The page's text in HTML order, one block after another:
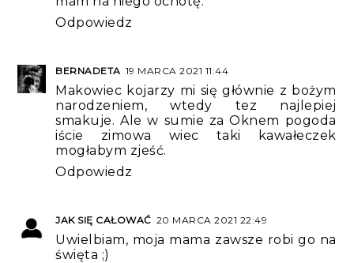
Odpowiedz
BERNADETA 19 MARCA 2021 11:44
Makowiec kojarzy mi się głównie z bożym
narodzeniem, wtedy tez najlepiej
smakuje. Ale w sumie za Oknem pogoda
iście zimowa wiec taki kawałeczek
mogłabym zjeść.
Odpowiedz
JAK SIĘ CAŁOWAĆ 20 MARCA 2021 22:49
Uwielbiam, moja mama zawsze robi go na
święta ;)